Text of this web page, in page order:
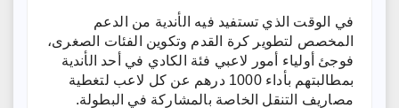
في الوقت الذي تستفيد فيه الأندية من الدعم
المخصص لتطوير كرة القدم وتكوين الفئات الصغرى،
فوجئ أولياء أمور لاعبي فئة الكادي في أحد الأندية
بمطالبتهم بأداء 1000 درهم عن كل لاعب لتغطية
مصاريف التنقل الخاصة بالمشاركة في البطولة.